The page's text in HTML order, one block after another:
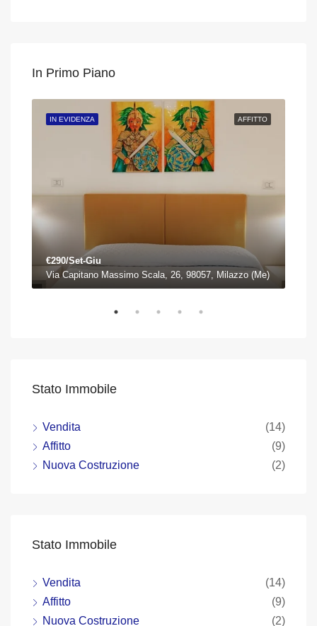
In Primo Piano
AFFITTO
IN EVIDENZA
€290/Set-Giu
Via Capitano Massimo Scala, 26, 98057, Milazzo (Me)
Stato Immobile
Vendita
(14)
Affitto
(9)
Nuova Costruzione
(2)
Stato Immobile
Vendita
(14)
Affitto
(9)
Nuova Costruzione
(2)